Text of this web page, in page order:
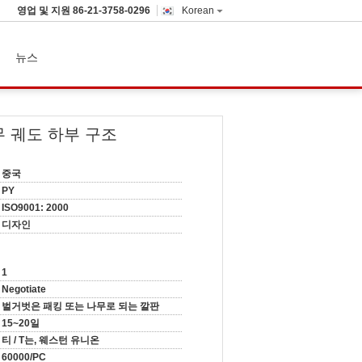
Korean
영업 및 지원 86-21-3758-0296
뉴스
궤도 하부 구조
중국
PY
ISO9001: 2000
디자인
1
Negotiate
벌거벗은 패킹 또는 나무로 되는 깔판
15~20일
티 / T는, 웨스턴 유니온
60000/PC